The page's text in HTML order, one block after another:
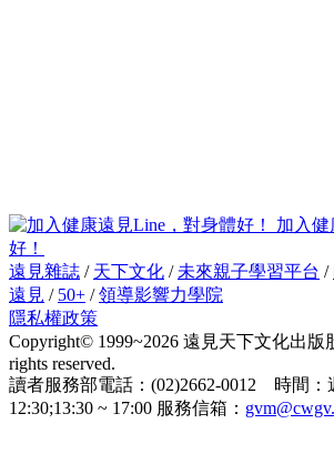
加入健
好！
遠見雜誌 / 天下文化 / 未來親子學習平台 /
遠見 / 50+ /領導影響力學院
隱私權政策
Copyright© 1999~2026 遠見天下文化出
rights reserved.
讀者服務部電話：(02)2662-0012 時間：
12:30;13:30 ~ 17:00 服務信箱：